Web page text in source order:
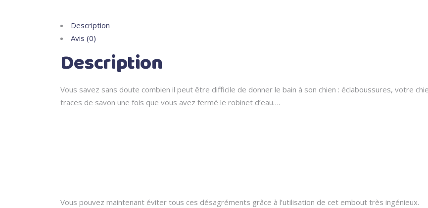
Description
Avis (0)
Description
Vous savez sans doute combien il peut être difficile de donner le bain à son chien : éclaboussures, votre
traces de savon une fois que vous avez fermé le robinet d’eau….
Vous pouvez maintenant éviter tous ces désagréments grâce à l’utilisation de cet embout très ingénieux.